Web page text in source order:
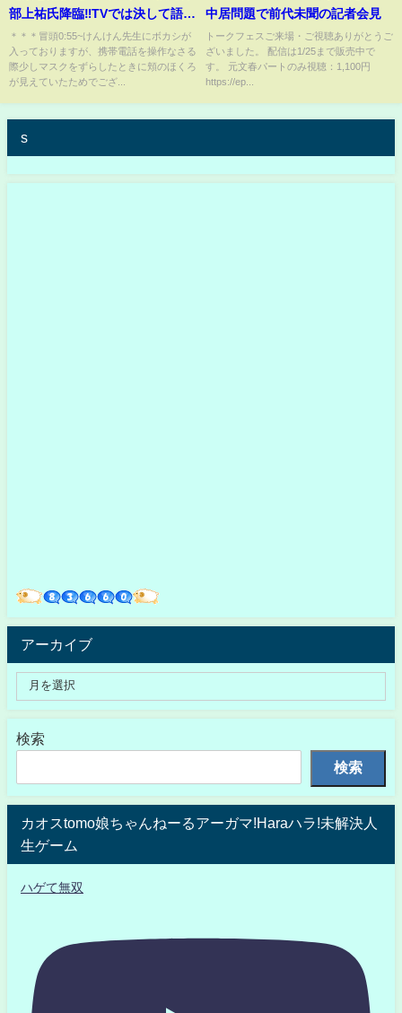
部上祐氏降臨‼️TVでは決して語ら
れなかった真実が、今ここに明
かされる‼️??????
＊＊＊冒頭0:55~けんけん先生にボカシが
入っておりますが、携帯電話を操作なさる
際少しマスクをずらしたときに頬のほくろ
が見えていたためでござ...
中居問題で前代未聞の記者会見
トークフェスご来場・ご視聴ありがとうご
ざいました。 配信は1/25まで販売中で
す。 元文春パートのみ視聴：1,100円
https://ep...
s
アーカイブ
検索
検索
カオスtomo娘ちゃんねーるアーガマ!Haraハラ!未解決人
生ゲーム
ハゲて無双